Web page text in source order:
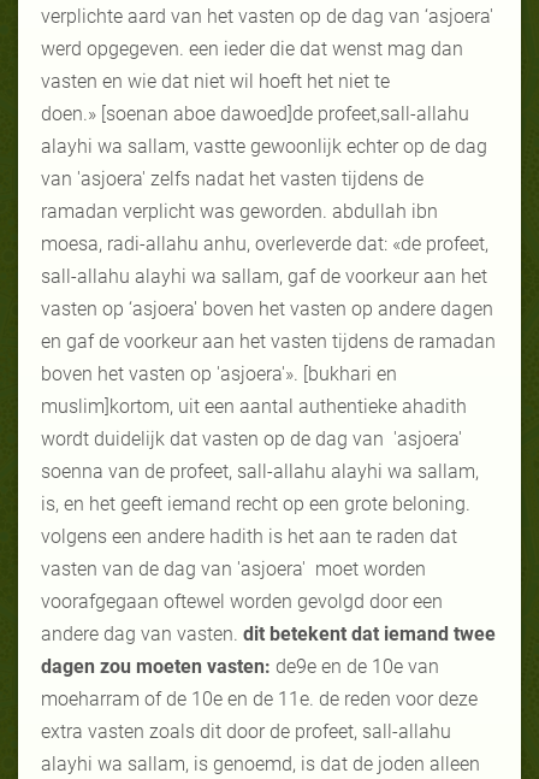
verplichte aard van het vasten op de dag van ‘asjoera'
werd opgegeven. een ieder die dat wenst mag dan
vasten en wie dat niet wil hoeft het niet te
doen.» [soenan aboe dawoed]de profeet,sall-allahu
alayhi wa sallam, vastte gewoonlijk echter op de dag
van 'asjoera' zelfs nadat het vasten tijdens de
ramadan verplicht was geworden. abdullah ibn
moesa, radi-allahu anhu, overleverde dat: «de profeet,
sall-allahu alayhi wa sallam, gaf de voorkeur aan het
vasten op ‘asjoera' boven het vasten op andere dagen
en gaf de voorkeur aan het vasten tijdens de ramadan
boven het vasten op 'asjoera'». [bukhari en
muslim]kortom, uit een aantal authentieke ahadith
wordt duidelijk dat vasten op de dag van 'asjoera'
soenna van de profeet, sall-allahu alayhi wa sallam,
is, en het geeft iemand recht op een grote beloning.
volgens een andere hadith is het aan te raden dat
vasten van de dag van 'asjoera' moet worden
voorafgegaan oftewel worden gevolgd door een
andere dag van vasten. dit betekent dat iemand twee
dagen zou moeten vasten: de9e en de 10e van
moeharram of de 10e en de 11e. de reden voor deze
extra vasten zoals dit door de profeet, sall-allahu
alayhi wa sallam, is genoemd, is dat de joden alleen